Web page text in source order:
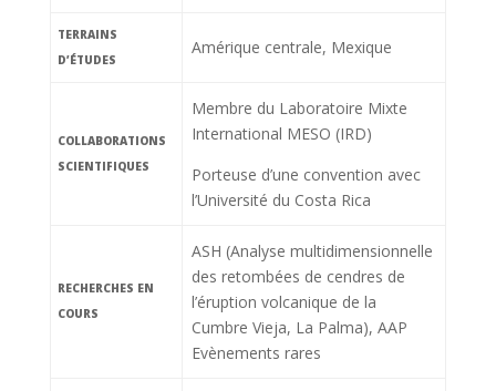
TERRAINS
D’ÉTUDES
Amérique centrale, Mexique
COLLABORATIONS
SCIENTIFIQUES
Membre du Laboratoire Mixte
International MESO (IRD)
Porteuse d’une convention avec
l’Université du Costa Rica
RECHERCHES EN
COURS
ASH (Analyse multidimensionnelle
des retombées de cendres de
l’éruption volcanique de la
Cumbre Vieja, La Palma), AAP
Evènements rares